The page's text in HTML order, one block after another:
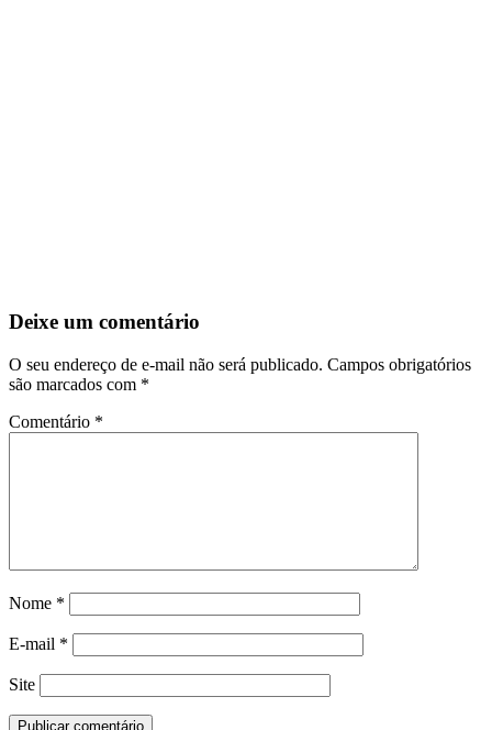
Deixe um comentário
O seu endereço de e-mail não será publicado. Campos obrigatórios
são marcados com *
Comentário *
Nome *
E-mail *
Site